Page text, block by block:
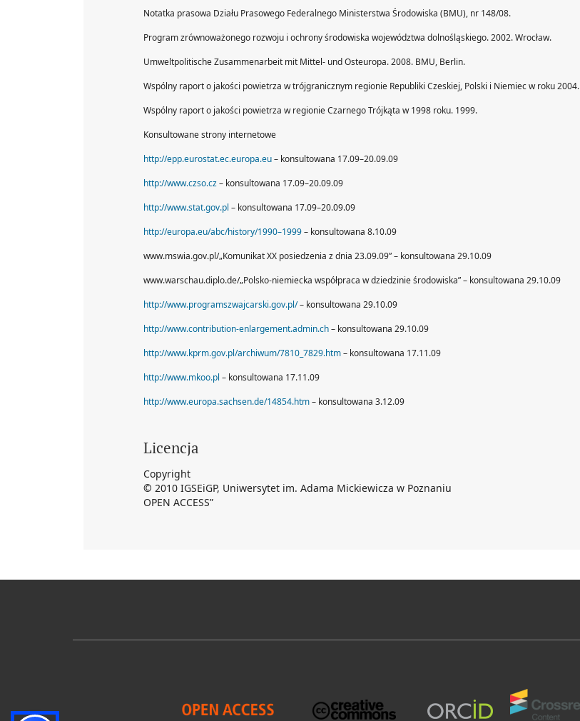
Notatka prasowa Działu Prasowego Federalnego Ministerstwa Środowiska (BMU), nr 148/08.
Program zrównoważonego rozwoju i ochrony środowiska województwa dolnośląskiego. 2002. Wrocław.
Umweltpolitische Zusammenarbeit mit Mittel- und Osteuropa. 2008. BMU, Berlin.
Wspólny raport o jakości powietrza w trójgranicznym regionie Republiki Czeskiej, Polski i Niemiec w roku 2004.
Wspólny raport o jakości powietrza w regionie Czarnego Trójkąta w 1998 roku. 1999.
Konsultowane strony internetowe
http://epp.eurostat.ec.europa.eu– konsultowana 17.09–20.09.09
http://www.czso.cz– konsultowana 17.09–20.09.09
http://www.stat.gov.pl – konsultowana 17.09–20.09.09
http://europa.eu/abc/history/1990–1999– konsultowana 8.10.09
www.mswia.gov.pl/„Komunikat XX posiedzenia z dnia 23.09.09” – konsultowana 29.10.09
www.warschau.diplo.de/„Polsko-niemiecka współpraca w dziedzinie środowiska” – konsultowana 29.10.09
http://www.programszwajcarski.gov.pl/– konsultowana 29.10.09
http://www.contribution-enlargement.admin.ch– konsultowana 29.10.09
http://www.kprm.gov.pl/archiwum/7810_7829.htm– konsultowana 17.11.09
http://www.mkoo.pl – konsultowana 17.11.09
http://www.europa.sachsen.de/14854.htm– konsultowana 3.12.09
Licencja
Copyright
© 2010 IGSEiGP, Uniwersytet im. Adama Mickiewicza w Poznaniu
OPEN ACCESS”